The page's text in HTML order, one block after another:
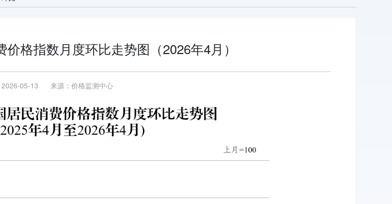
格指数月度环比走势图（2026年4月）
2026-05-13 来源： 价格监测中心